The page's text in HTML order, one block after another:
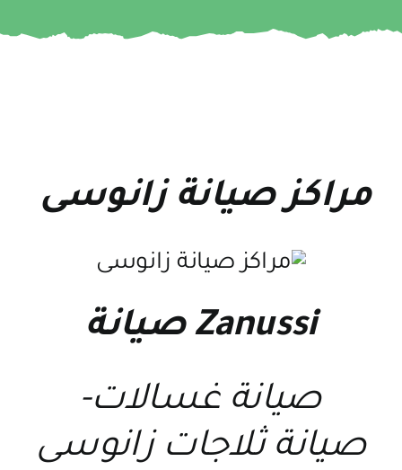
مراكز صيانة زانوسى
Zanussi صيانة
صيانة غسالات-
صيانة ثلاجات زانوسى